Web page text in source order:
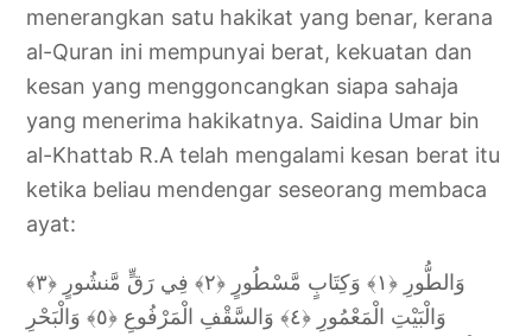
menerangkan satu hakikat yang benar, kerana
al-Quran ini mempunyai berat, kekuatan dan
kesan yang menggoncangkan siapa sahaja
yang menerima hakikatnya. Saidina Umar bin
al-Khattab R.A telah mengalami kesan berat itu
ketika beliau mendengar seseorang membaca
ayat:
وَالطُّورِ ﴿١﴾ وَكِتَابٍ مَّسْطُورٍ ﴿٢﴾ فِي رَقٍّ مَّنشُورٍ ﴿٣﴾
وَالْبَيْتِ الْمَعْمُورِ ﴿٤﴾ وَالسَّقْفِ الْمَرْفُوعِ ﴿٥﴾ وَالْبَحْرِ